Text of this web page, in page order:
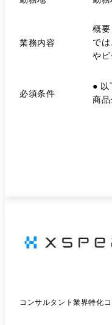
業務内容
概要
で
やビ
整理から
り
な
野に至るまで多種多
×
×IT:次世
グ
ジャ
必須条件
● 以
商
コンサルタント業界特化